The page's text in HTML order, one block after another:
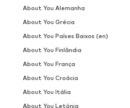
About You Alemanha
About You Grécia
About You Países Baixos (en)
About You Finlândia
About You França
About You Croácia
About You Itália
About You Letónia